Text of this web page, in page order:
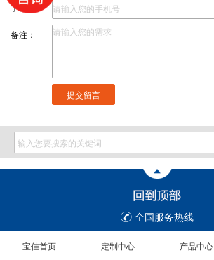
手机：
备注：
提交留言
全国服务热线
宝佳首页 定制中心 产品中心